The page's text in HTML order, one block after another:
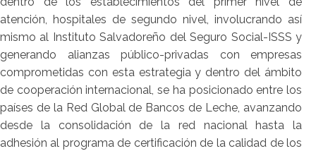
atención, hospitales de segundo nivel, involucrando así
mismo al Instituto Salvadoreño del Seguro Social-ISSS y
generando alianzas público-privadas con empresas
comprometidas con esta estrategia y dentro del ámbito
de cooperación internacional, se ha posicionado entre los
países de la Red Global de Bancos de Leche, avanzando
desde la consolidación de la red nacional hasta la
adhesión al programa de certificación de la calidad de los